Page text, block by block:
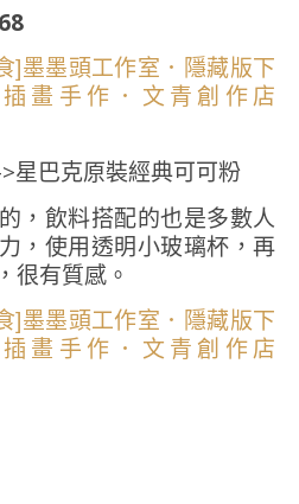
星巴克原裝經典可可粉
，飲料搭配的也是多數人
，使用透明小玻璃杯，再
很有質感。